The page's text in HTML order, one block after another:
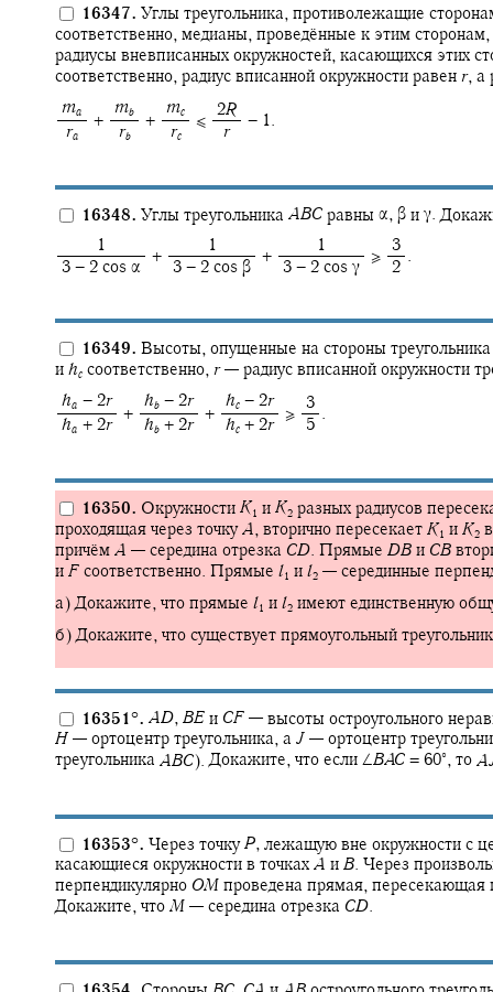
16347. Углы треугольника, противолежащие
соответственно, медианы, проведённые к этим
радиусы вневписанных окружностей, касающихся этих
соответственно, радиус вписанной окружности равен r, а
ma
ra
+ ‍
mb
rb
+ ‍
mc
rc
≤ ‍
‍ 2R
r
− 1.
16348. Углы треугольника ABC равны α, β иγ.
‍ 1
‍ 3 − 2 cos α
+ ‍
‍ 1
‍ 3 − 2 cos β
+ ‍
‍ 1
‍ 3 − 2 cos γ
≥ ‍
‍ 3
‍ 2
.
16349. Высоты, опущенные на стороны
и hc соответственно, r— радиус вписанной окружности
ha − 2r
ha + 2r
+ ‍
hb − 2r
hb + 2r
+ ‍
hc − 2r
hc + 2r
≥ ‍
‍ 3
‍ 5
.
16350. Окружности K1 и K2 разных радиусов
проходящая через точкуA, вторично пересекает K1 и K2
причём A — середина отрезка CD. Прямые DB и CB
и F соответственно. Прямые l1 и l2 — серединные
а) Докажите, что прямые l1 и l2 имеют единственную
б) Докажите, что существует прямоугольный
16351°. AD, BE и CF — высоты остроугольного
H — ортоцентр треугольника, а J — ортоцентр
треугольника ABC). Докажите, что если ∠BAC = 60‍∘ , то A
16353°. Через точкуP, лежащую вне окружности с
касающиеся окружности в точках A и B. Через
перпендикулярно OM проведена прямая,
Докажите, что M — середина отрезка CD.